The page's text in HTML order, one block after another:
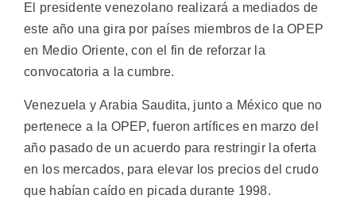
El presidente venezolano realizará a mediados de
este año una gira por países miembros de la OPEP
en Medio Oriente, con el fin de reforzar la
convocatoria a la cumbre.
Venezuela y Arabia Saudita, junto a México que no
pertenece a la OPEP, fueron artífices en marzo del
año pasado de un acuerdo para restringir la oferta
en los mercados, para elevar los precios del crudo
que habían caído en picada durante 1998.